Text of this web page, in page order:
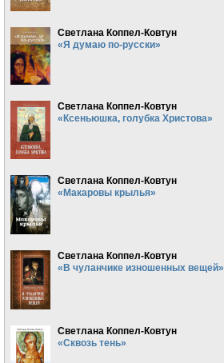
Светлана Коппел-Ковтун
«Я думаю по-русски»
Светлана Коппел-Ковтун
«Ксеньюшка, голубка Христова»
Светлана Коппел-Ковтун
«Макаровы крылья»
Светлана Коппел-Ковтун
«В чуланчике изношенных вещей»
Светлана Коппел-Ковтун
«Сквозь тень»